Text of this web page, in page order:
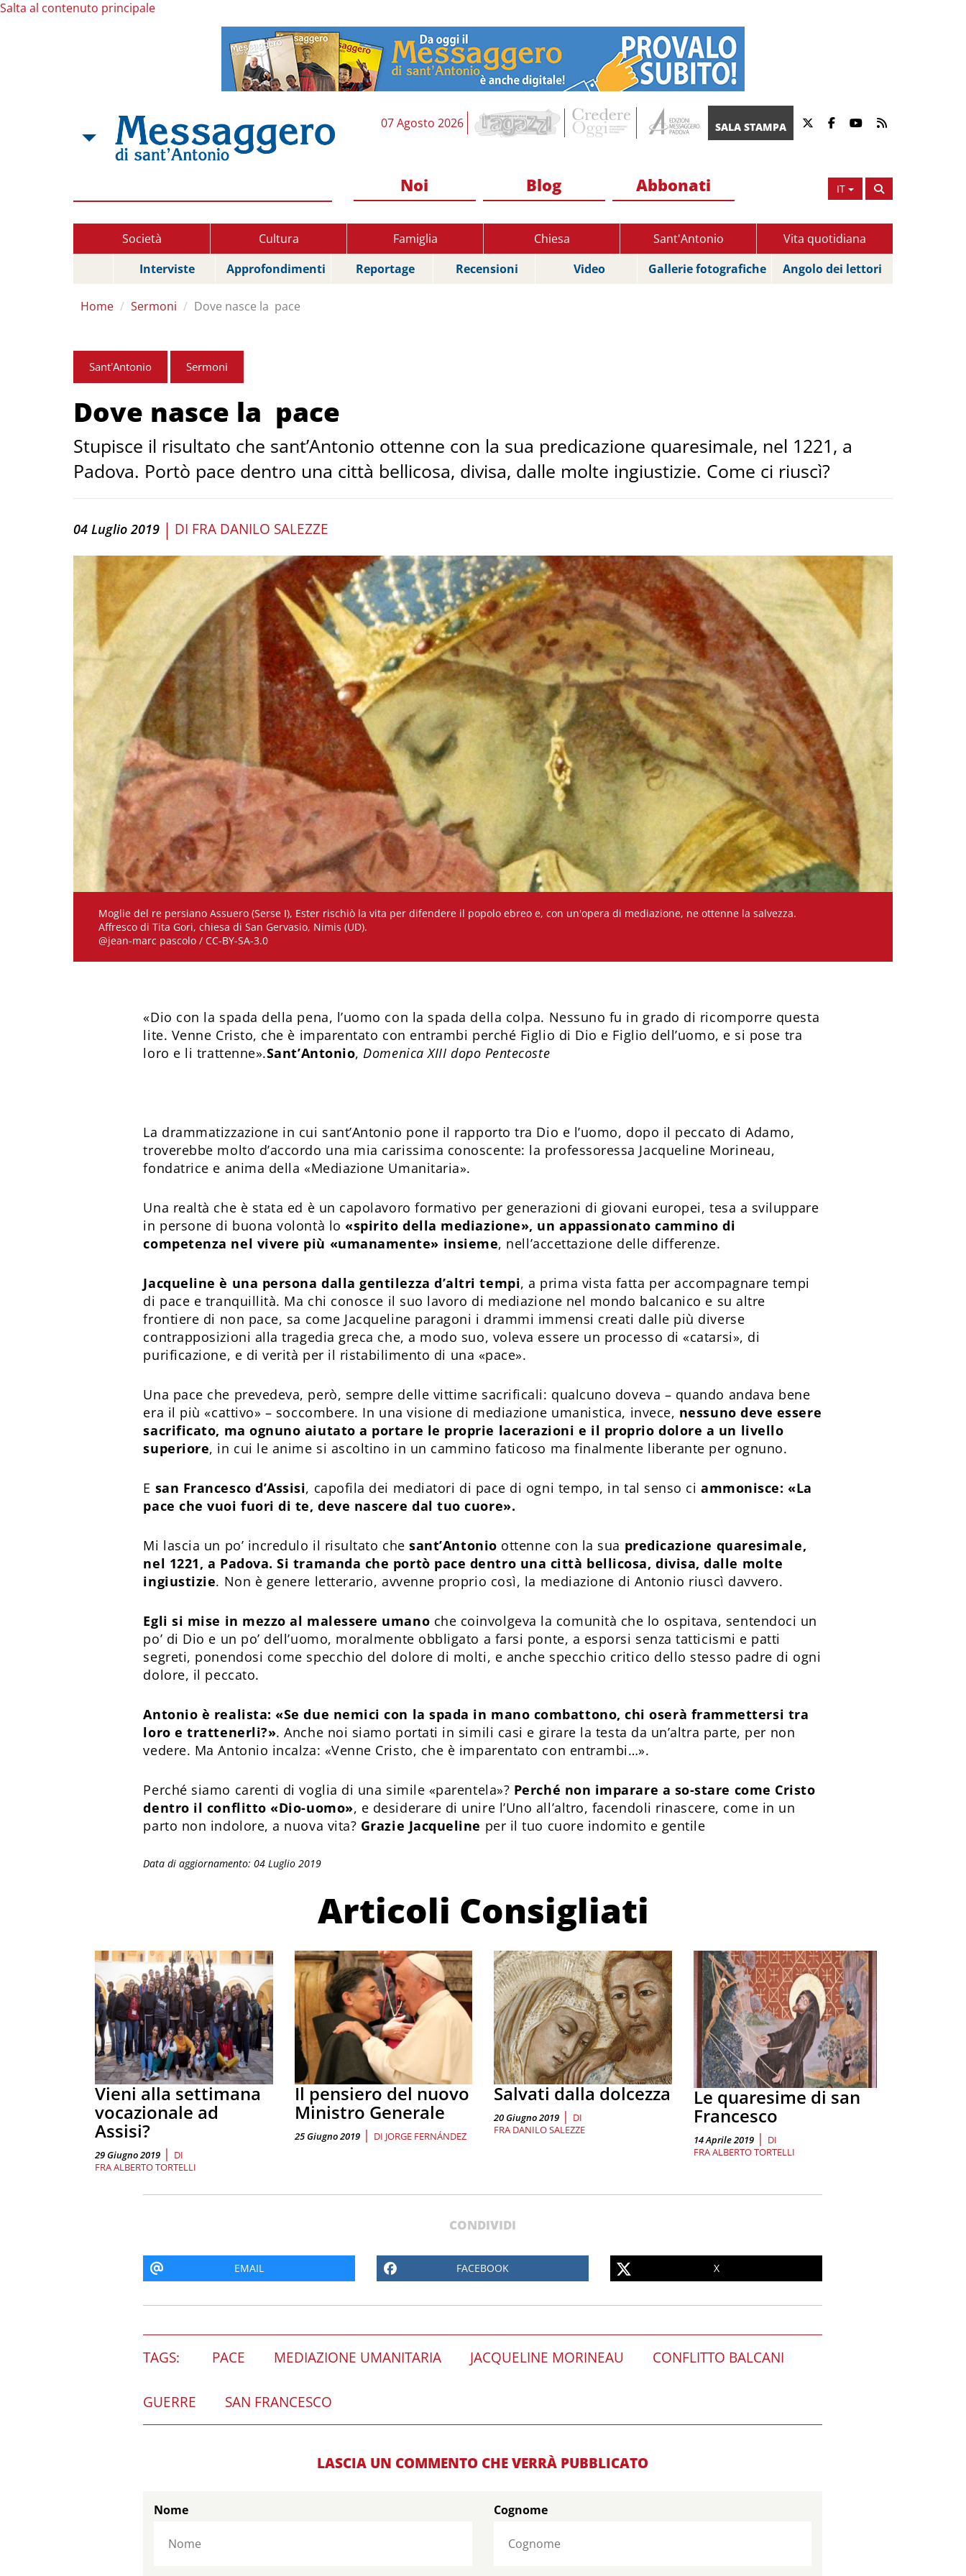
Salta al contenuto principale
07 Agosto 2026 SALA STAMPA
IT
Noi Blog Abbonati
Società Cultura Famiglia Chiesa Sant'Antonio
Vita quotidiana
Interviste
Approfondimenti Reportage Recensioni Video Gallerie fotografiche Angolo dei lettori
Home Sermoni Dove nasce la pace
Sant'Antonio Sermoni
Dove nasce la pace
Stupisce il risultato che sant’Antonio ottenne con la sua predicazione quaresimale, nel 1221, a
Padova. Portò pace dentro una città bellicosa, divisa, dalle molte ingiustizie. Come ci riuscì?
04 Luglio 2019 | DI FRA DANILO SALEZZE
Moglie del re persiano Assuero (Serse I), Ester rischiò la vita per difendere il popolo ebreo e, con un'opera di mediazione, ne ottenne la salvezza.
Affresco di Tita Gori, chiesa di San Gervasio, Nimis (UD).
@jean-marc pascolo / CC-BY-SA-3.0
«Dio con la spada della pena, l’uomo con la spada della colpa. Nessuno fu in grado di ricomporre questa
lite. Venne Cristo, che è imparentato con entrambi perché Figlio di Dio e Figlio dell’uomo, e si pose tra
loro e li trattenne».Sant’Antonio,Domenica XIII dopo Pentecoste
La drammatizzazione in cui sant’Antonio pone il rapporto tra Dio e l’uomo, dopo il peccato di Adamo,
troverebbe molto d’accordo una mia carissima conoscente: la professoressa Jacqueline Morineau,
fondatrice e anima della «Mediazione Umanitaria».
Una realtà che è stata ed è un capolavoro formativo per generazioni di giovani europei, tesa a sviluppare
in persone di buona volontà lo «spirito della mediazione», un appassionato cammino di
competenza nel vivere più «umanamente» insieme, nell’accettazione delle differenze.
Jacqueline è una persona dalla gentilezza d’altri tempi, a prima vista fatta per accompagnare tempi
di pace e tranquillità. Ma chi conosce il suo lavoro di mediazione nel mondo balcanico e su altre
frontiere di non pace, sa come Jacqueline paragoni i drammi immensi creati dalle più diverse
contrapposizioni alla tragedia greca che, a modo suo, voleva essere un processo di «catarsi», di
purificazione, e di verità per il ristabilimento di una «pace».
Una pace che prevedeva, però, sempre delle vittime sacrificali: qualcuno doveva – quando andava bene
era il più «cattivo» – soccombere. In una visione di mediazione umanistica, invece, nessuno deve essere
sacrificato, ma ognuno aiutato a portare le proprie lacerazioni e il proprio dolore a un livello
superiore, in cui le anime si ascoltino in un cammino faticoso ma finalmente liberante per ognuno.
E san Francesco d’Assisi, capofila dei mediatori di pace di ogni tempo, in tal senso ci ammonisce: «La
pace che vuoi fuori di te, deve nascere dal tuo cuore».
Mi lascia un po’ incredulo il risultato chesant’Antonio ottenne con la sua predicazione quaresimale,
nel 1221, a Padova. Si tramanda che portò pace dentro una città bellicosa, divisa, dalle molte
ingiustizie. Non è genere letterario, avvenne proprio così, la mediazione di Antonio riuscì davvero.
Egli si mise in mezzo al malessere umano che coinvolgeva la comunità che lo ospitava, sentendoci un
po’ di Dio e un po’ dell’uomo, moralmente obbligato a farsi ponte, a esporsi senza tatticismi e patti
segreti, ponendosi come specchio del dolore di molti, e anche specchio critico dello stesso padre di ogni
dolore, il peccato.
Antonio è realista: «Se due nemici con la spada in mano combattono, chi oserà frammettersi tra
loro e trattenerli?». Anche noi siamo portati in simili casi e girare la testa da un’altra parte, per non
vedere. Ma Antonio incalza: «Venne Cristo, che è imparentato con entrambi…».
Perché siamo carenti di voglia di una simile «parentela»? Perché non imparare a so-stare come Cristo
dentro il conflitto «Dio-uomo», e desiderare di unire l’Uno all’altro, facendoli rinascere, come in un
parto non indolore, a nuova vita? Grazie Jacqueline per il tuo cuore indomito e gentile
Data di aggiornamento: 04 Luglio 2019
Articoli Consigliati
Vieni alla settimana
vocazionale ad
Assisi?
29 Giugno 2019 | DI
FRA ALBERTO TORTELLI
Il pensiero del nuovo
Ministro Generale
25 Giugno 2019 | DI JORGE FERNÁNDEZ
Salvati dalla dolcezza
20 Giugno 2019 | DI
FRA DANILO SALEZZE
Le quaresime di san
Francesco
14 Aprile 2019 | DI
FRA ALBERTO TORTELLI
CONDIVIDI
EMAIL FACEBOOK X
TAGS: PACE MEDIAZIONE UMANITARIA JACQUELINE MORINEAU CONFLITTO BALCANI
GUERRE SAN FRANCESCO
LASCIA UN COMMENTO CHE VERRÀ PUBBLICATO
Nome Cognome